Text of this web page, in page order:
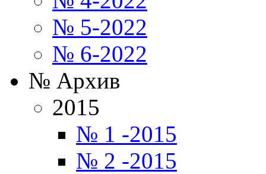
№ 5-2022
№ 6-2022
№ Архив
2015
№ 1 -2015
№ 2 -2015